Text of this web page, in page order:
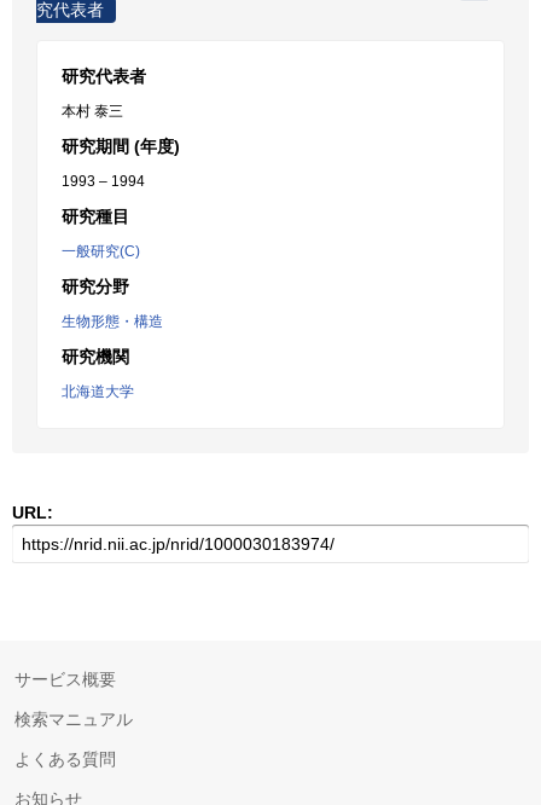
究代表者
研究代表者
本村 泰三
研究期間 (年度)
1993 – 1994
研究種目
一般研究(C)
研究分野
生物形態・構造
研究機関
北海道大学
URL:
サービス概要
検索マニュアル
よくある質問
お知らせ